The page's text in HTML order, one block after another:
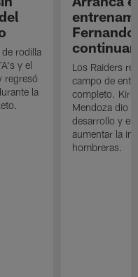
rodilla
y el
regresó
la
Los Raiders
campo de
completo. Kirk
Mendoza dio
desarrollo y el
aumentar la
hombreras.